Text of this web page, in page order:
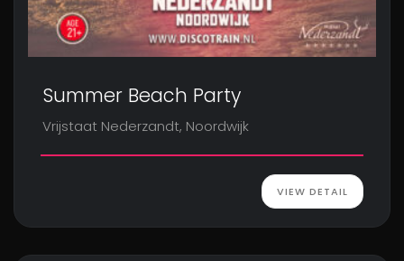
Summer Beach Party
Vrijstaat Nederzandt, Noordwijk
VIEW DETAIL